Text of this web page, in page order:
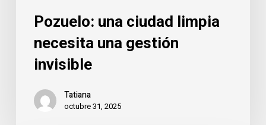
Pozuelo: una ciudad limpia
necesita una gestión
invisible
Tatiana
octubre 31, 2025